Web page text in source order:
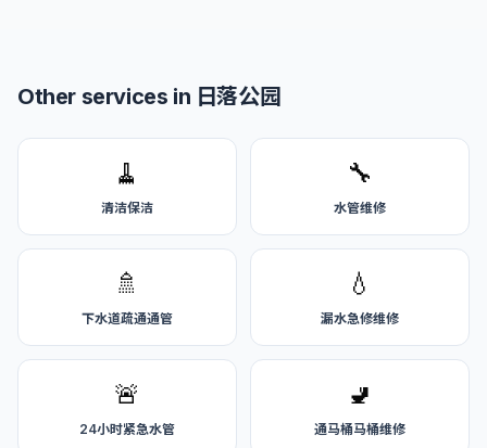
Other services in 日落公园
🧹
清洁保洁
🔧
水管维修
🚿
下水道疏通通管
💧
漏水急修维修
🚨
24小时紧急水管
🚽
通马桶马桶维修